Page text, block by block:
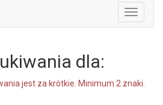
Toggle
dla:
jest za krótkie. Minimum 2 znaki.